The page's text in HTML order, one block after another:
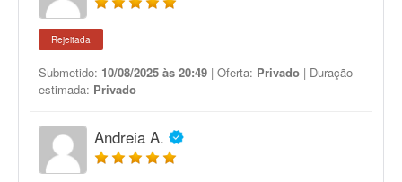
Rejeitada
Submetido: 10/08/2025 às 20:49 | Oferta: Privado | Duração
estimada: Privado
Andreia A.